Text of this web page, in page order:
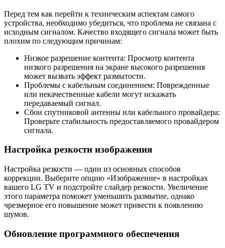
Перед тем как перейти к техническим аспектам самого
устройства, необходимо убедиться, что проблема не связана с
исходным сигналом. Качество входящего сигнала может быть
плохим по следующим причинам:
Низкое разрешение контента: Просмотр контента
низкого разрешения на экране высокого разрешения
может вызвать эффект размытости.
Проблемы с кабельным соединением: Поврежденные
или некачественные кабели могут искажать
передаваемый сигнал.
Сбои спутниковой антенны или кабельного провайдера:
Проверьте стабильность предоставляемого провайдером
сигнала.
Настройка резкости изображения
Настройка резкости — один из основных способов
коррекции. Выберите опцию «Изображение» в настройках
вашего LG TV и подстройте слайдер резкости. Увеличение
этого параметра поможет уменьшить размытие, однако
чрезмерное его повышение может привести к появлению
шумов.
Обновление программного обеспечения